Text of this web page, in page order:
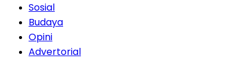
Sosial
Budaya
Opini
Advertorial